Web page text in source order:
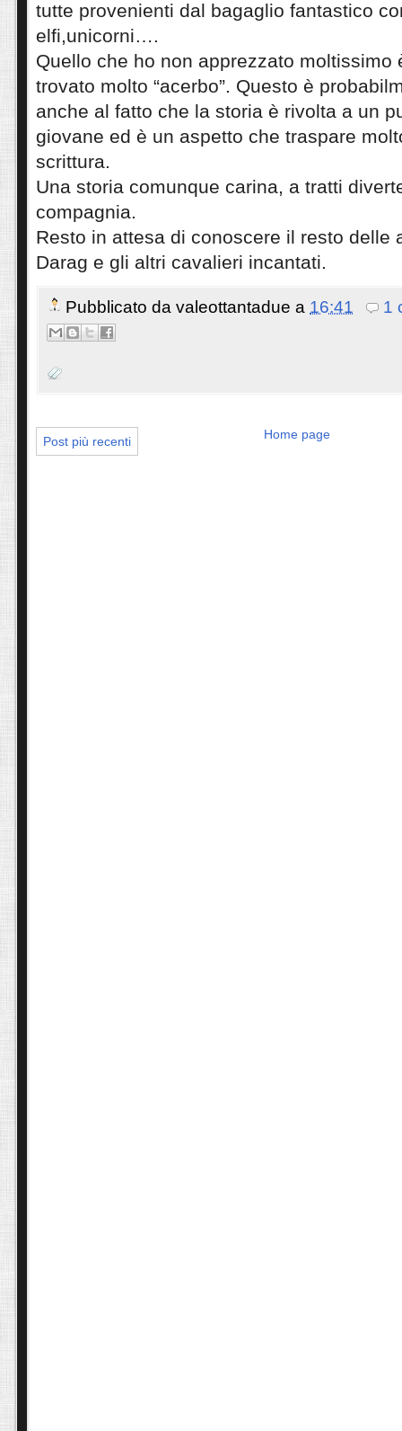
tutte provenienti dal bagaglio fantastico
elfi,unicorni….
Quello che ho non apprezzato moltissimo
trovato molto “acerbo”. Questo è
anche al fatto che la storia è rivolta a un
giovane ed è un aspetto che traspare
scrittura.
Una storia comunque carina, a tratti
compagnia.
Resto in attesa di conoscere il resto delle
Darag e gli altri cavalieri incantati.
Pubblicato da valeottantadue a 16:41 1
Post più recenti Home page